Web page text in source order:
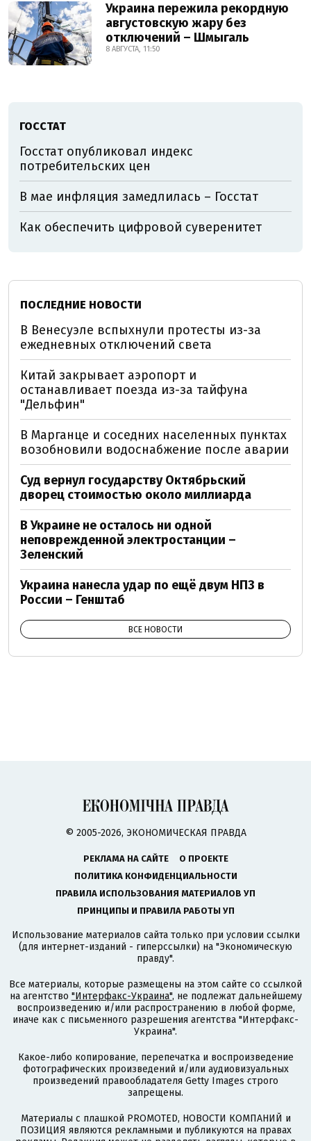
Украина пережила рекордную
августовскую жару без
отключений – Шмыгаль
8 АВГУСТА, 11:50
ГОССТАТ
Госстат опубликовал индекс
потребительских цен
В мае инфляция замедлилась – Госстат
Как обеспечить цифровой суверенитет
ПОСЛЕДНИЕ НОВОСТИ
В Венесуэле вспыхнули протесты из-за
ежедневных отключений света
Китай закрывает аэропорт и
останавливает поезда из-за тайфуна
"Дельфин"
В Марганце и соседних населенных пунктах
возобновили водоснабжение после аварии
Суд вернул государству Октябрьский
дворец стоимостью около миллиарда
В Украине не осталось ни одной
неповрежденной электростанции –
Зеленский
Украина нанесла удар по ещё двум НПЗ в
России – Генштаб
ВСЕ НОВОСТИ
© 2005-2026, ЭКОНОМИЧЕСКАЯ ПРАВДА
РЕКЛАМА НА САЙТЕ
О ПРОЕКТЕ
ПОЛИТИКА КОНФИДЕНЦИАЛЬНОСТИ
ПРАВИЛА ИСПОЛЬЗОВАНИЯ МАТЕРИАЛОВ УП
ПРИНЦИПЫ И ПРАВИЛА РАБОТЫ УП
Использование материалов сайта только при условии ссылки
(для интернет-изданий - гиперссылки) на "Экономическую
правду".
Все материалы, которые размещены на этом сайте со ссылкой
на агентство "Интерфакс-Украина", не подлежат дальнейшему
воспроизведению и/или распространению в любой форме,
иначе как с письменного разрешения агентства "Интерфакс-
Украина".
Какое-либо копирование, перепечатка и воспроизведение
фотографических произведений и/или аудиовизуальных
произведений правообладателя Getty Images строго
запрещены.
Материалы с плашкой PROMOTED, НОВОСТИ КОМПАНИЙ и
ПОЗИЦИЯ являются рекламными и публикуются на правах